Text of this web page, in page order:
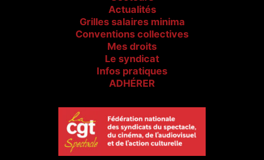
Actualités
Grilles salaires minima
Conventions collectives
Mes droits
Le syndicat
Infos pratiques
ADHÉRER